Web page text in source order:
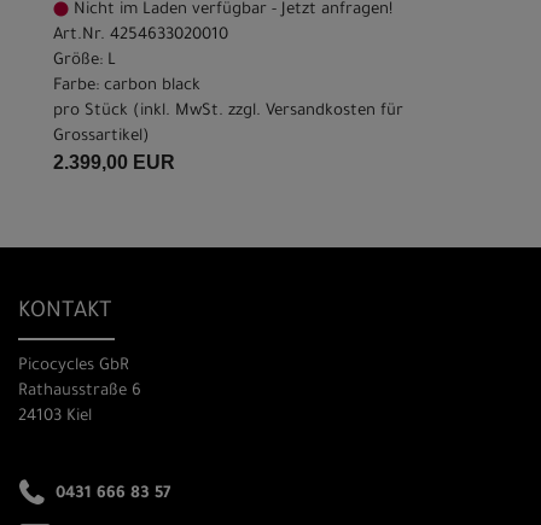
Nicht im Laden verfügbar - Jetzt anfragen!
Art.Nr. 4254633020010
Größe: L
Farbe: carbon black
pro Stück (inkl. MwSt. zzgl. Versandkosten für
Grossartikel)
2.399,00 EUR
KONTAKT
Picocycles GbR
Rathausstraße 6
24103 Kiel
0431 666 83 57